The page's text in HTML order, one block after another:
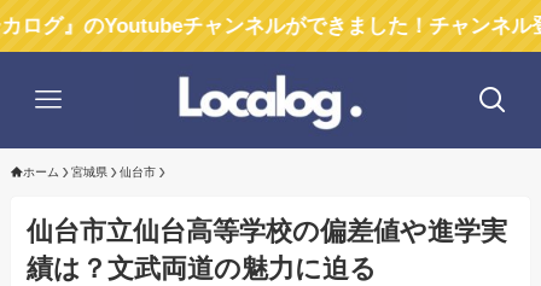
Youtubeチャンネルができました！チャンネル登録お願
ホーム 宮城県 仙台市
仙台市立仙台高等学校の偏差値や進学実
績は？文武両道の魅力に迫る